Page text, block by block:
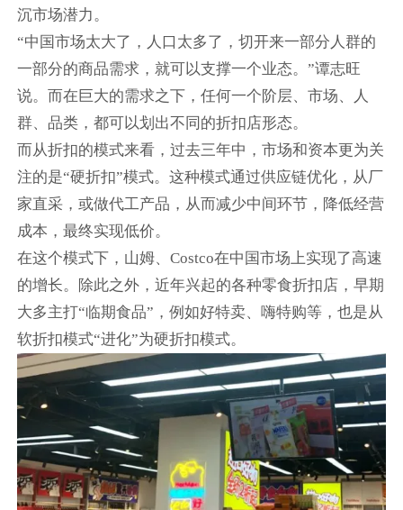
沉市场潜力。
“中国市场太大了，人口太多了，切开来一部分人群的
一部分的商品需求，就可以支撑一个业态。”谭志旺
说。而在巨大的需求之下，任何一个阶层、市场、人
群、品类，都可以划出不同的折扣店形态。
而从折扣的模式来看，过去三年中，市场和资本更为关
注的是“硬折扣”模式。这种模式通过供应链优化，从厂
家直采，或做代工产品，从而减少中间环节，降低经营
成本，最终实现低价。
在这个模式下，山姆、Costco在中国市场上实现了高速
的增长。除此之外，近年兴起的各种零食折扣店，早期
大多主打“临期食品”，例如好特卖、嗨特购等，也是从
软折扣模式“进化”为硬折扣模式。